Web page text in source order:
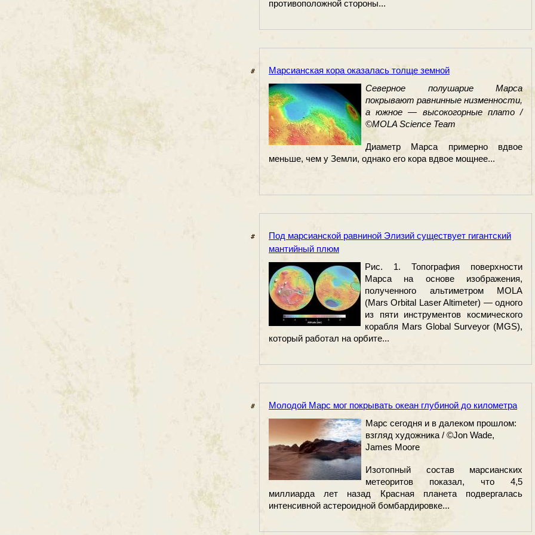
противоположной стороны...
Марсианская кора оказалась толще земной
Северное полушарие Марса
покрывают равнинные низменности,
а южное — высокогорные плато /
©MOLA Science Team
Диаметр Марса примерно вдвое
меньше, чем у Земли, однако его кора вдвое мощнее...
Под марсианской равниной Элизий существует гигантский
мантийный плюм
Рис. 1. Топография поверхности
Марса на основе изображения,
полученного альтиметром MOLA
(Mars Orbital Laser Altimeter) — одного
из пяти инструментов космического
корабля Mars Global Surveyor (MGS),
который работал на орбите...
Молодой Марс мог покрывать океан глубиной до километра
Марс сегодня и в далеком прошлом:
взгляд художника / ©Jon Wade,
James Moore
Изотопный состав марсианских
метеоритов показал, что 4,5
миллиарда лет назад Красная планета подвергалась
интенсивной астероидной бомбардировке...